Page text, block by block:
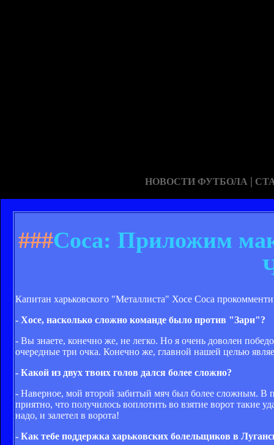
НОВОСТИ ФУТБОЛА |
###Соса: Приложим
Капитан харьковского "Металлиста" Хосе Соса
- Хосе, насколько сложно команде было против "Зари"?
- Вы знаете, конечно же, не легко. Но я очень доволен
очередные три очка. Конечно же, главной нашей целью
- Какой из двух твоих голов дался более сложно?
- Наверное, мой второй забитый мяч был более сложным. В
приятно, что получилось воплотить во взятие ворот такие
надо, и залетел в ворота!
- Как тебе поддержка харьковских болельщиков в